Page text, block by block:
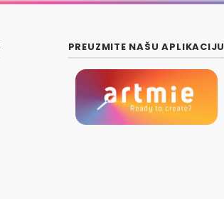
PREUZMITE NAŠU APLIKACIJU